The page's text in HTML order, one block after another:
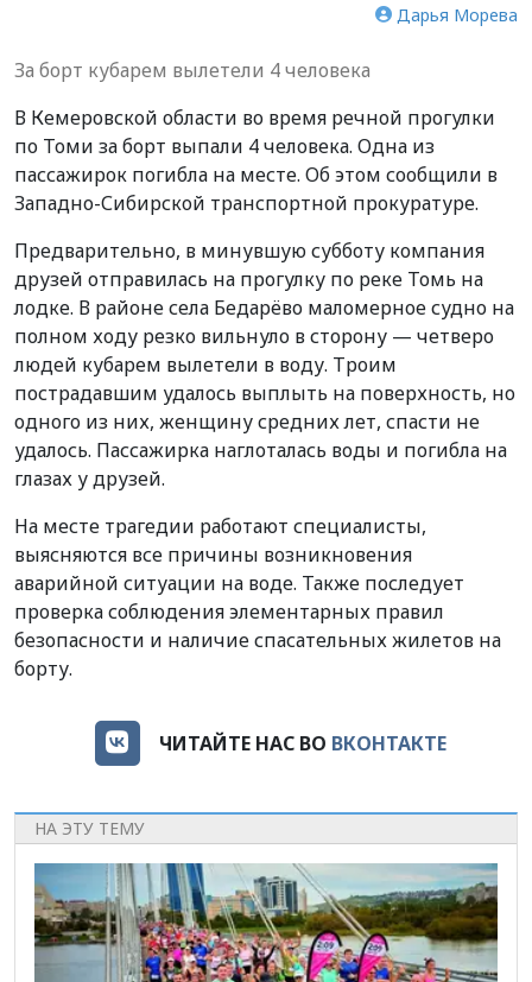
Дарья Морева
За борт кубарем вылетели 4 человека
В Кемеровской области во время речной прогулки
по Томи за борт выпали 4 человека. Одна из
пассажирок погибла на месте. Об этом сообщили в
Западно-Сибирской транспортной прокуратуре.
Предварительно, в минувшую субботу компания
друзей отправилась на прогулку по реке Томь на
лодке. В районе села Бедарёво маломерное судно на
полном ходу резко вильнуло в сторону — четверо
людей кубарем вылетели в воду. Троим
пострадавшим удалось выплыть на поверхность, но
одного из них, женщину средних лет, спасти не
удалось. Пассажирка наглоталась воды и погибла на
глазах у друзей.
На месте трагедии работают специалисты,
выясняются все причины возникновения
аварийной ситуации на воде. Также последует
проверка соблюдения элементарных правил
безопасности и наличие спасательных жилетов на
борту.
ЧИТАЙТЕ НАС ВО ВКОНТАКТЕ
НА ЭТУ ТЕМУ